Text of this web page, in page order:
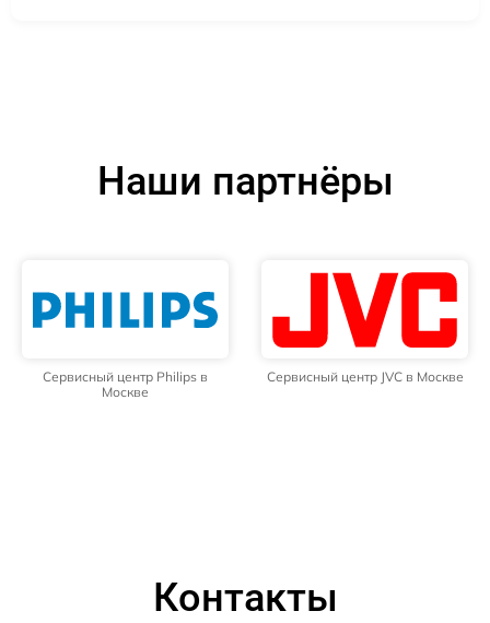
Наши партнёры
Сервисный центр Philips в
Москве
Сервисный центр JVC в Москве
Контакты